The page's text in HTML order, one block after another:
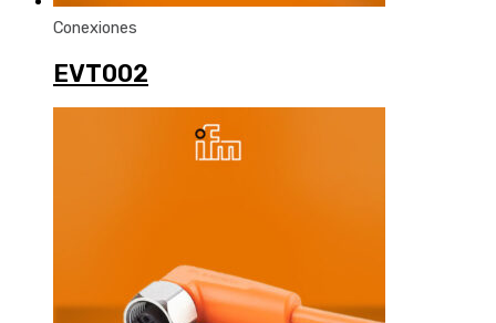
Conexiones
EVT002